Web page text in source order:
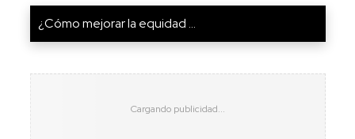
¿Cómo mejorar la equidad ...